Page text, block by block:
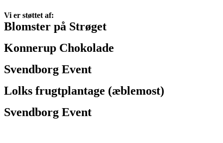
Vi er støttet af:
Blomster på Strøget
Konnerup Chokolade
Svendborg Event
Lolks frugtplantage (æblemost)
Svendborg Event